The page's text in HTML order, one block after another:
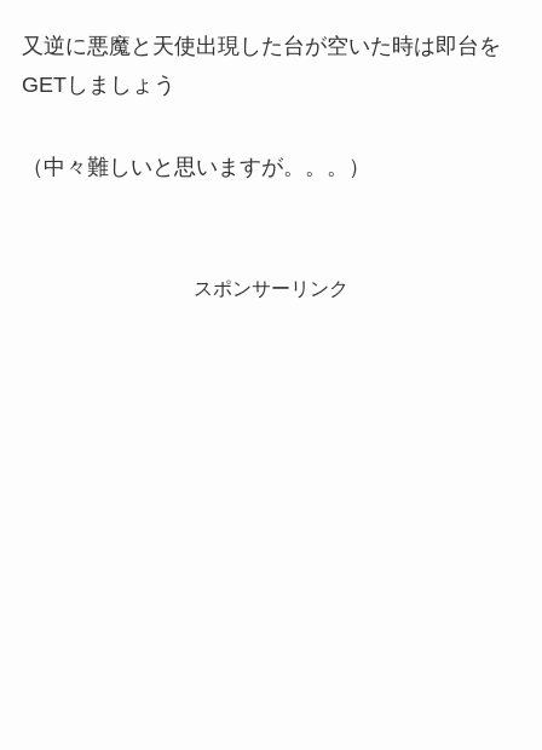
又逆に悪魔と天使出現した台が空いた時は即台を
GETしましょう
（中々難しいと思いますが。。。）
スポンサーリンク